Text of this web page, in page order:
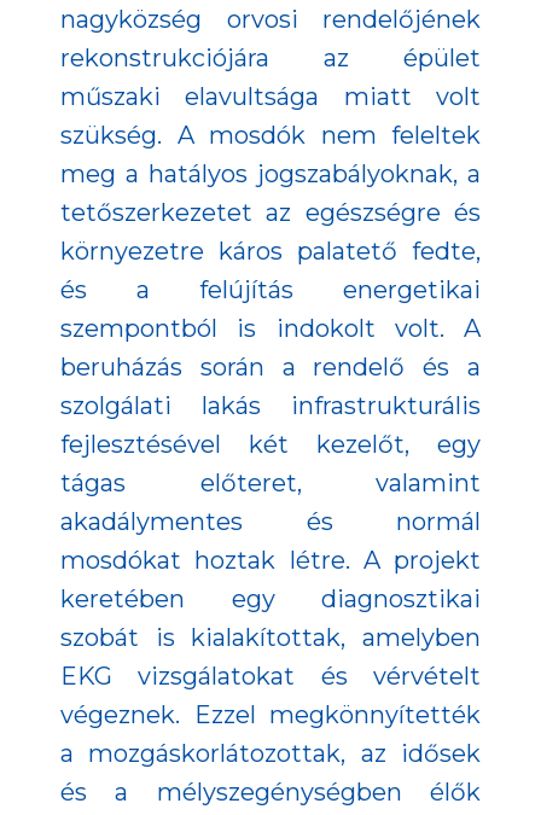
nagyközség orvosi rendelőjének
rekonstrukciójára az épület
műszaki elavultsága miatt volt
szükség. A mosdók nem feleltek
meg a hatályos jogszabályoknak, a
tetőszerkezetet az egészségre és
környezetre káros palatető fedte,
és a felújítás energetikai
szempontból is indokolt volt. A
beruházás során a rendelő és a
szolgálati lakás infrastrukturális
fejlesztésével két kezelőt, egy
tágas előteret, valamint
akadálymentes és normál
mosdókat hoztak létre. A projekt
keretében egy diagnosztikai
szobát is kialakítottak, amelyben
EKG vizsgálatokat és vérvételt
végeznek. Ezzel megkönnyítették
a mozgáskorlátozottak, az idősek
és a mélyszegénységben élők